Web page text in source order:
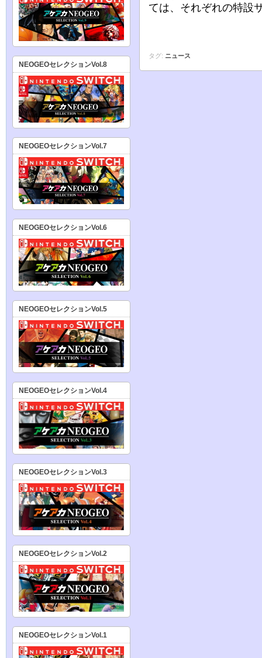
ては、それぞれの特設
タグ: ニュース
NEOGEOセレクションVol.8
NEOGEOセレクションVol.7
NEOGEOセレクションVol.6
NEOGEOセレクションVol.5
NEOGEOセレクションVol.4
NEOGEOセレクションVol.3
NEOGEOセレクションVol.2
NEOGEOセレクションVol.1